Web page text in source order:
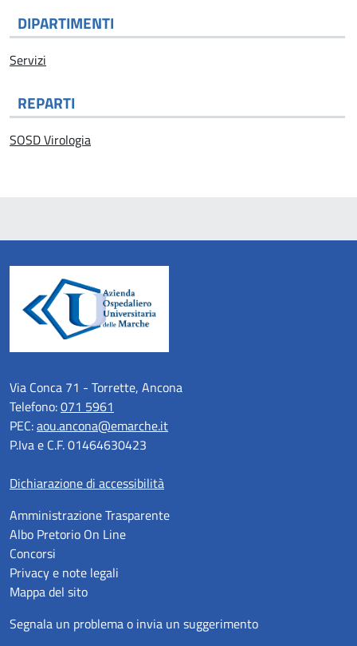
DIPARTIMENTI
Servizi
REPARTI
SOSD Virologia
Via Conca 71 - Torrette, Ancona
Telefono:071 5961
PEC:aou.ancona@emarche.it
P.Iva e C.F. 01464630423
Dichiarazione di accessibilità
Amministrazione Trasparente
Albo Pretorio On Line
Concorsi
Privacy e note legali
Mappa del sito
Segnala un problema o invia un suggerimento